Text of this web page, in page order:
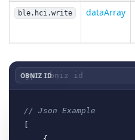
ble.hci.write dataArray
OBNIZ ID
// Json Example
[